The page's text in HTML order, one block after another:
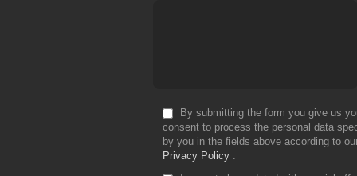
By submitting the form you give us
consent to process the personal data
by you in the fields above according to
Privacy Policy